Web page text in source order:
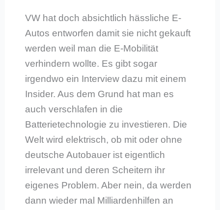
VW hat doch absichtlich hässliche E-
Autos entworfen damit sie nicht gekauft
werden weil man die E-Mobilität
verhindern wollte. Es gibt sogar
irgendwo ein Interview dazu mit einem
Insider. Aus dem Grund hat man es
auch verschlafen in die
Batterietechnologie zu investieren. Die
Welt wird elektrisch, ob mit oder ohne
deutsche Autobauer ist eigentlich
irrelevant und deren Scheitern ihr
eigenes Problem. Aber nein, da werden
dann wieder mal Milliardenhilfen an